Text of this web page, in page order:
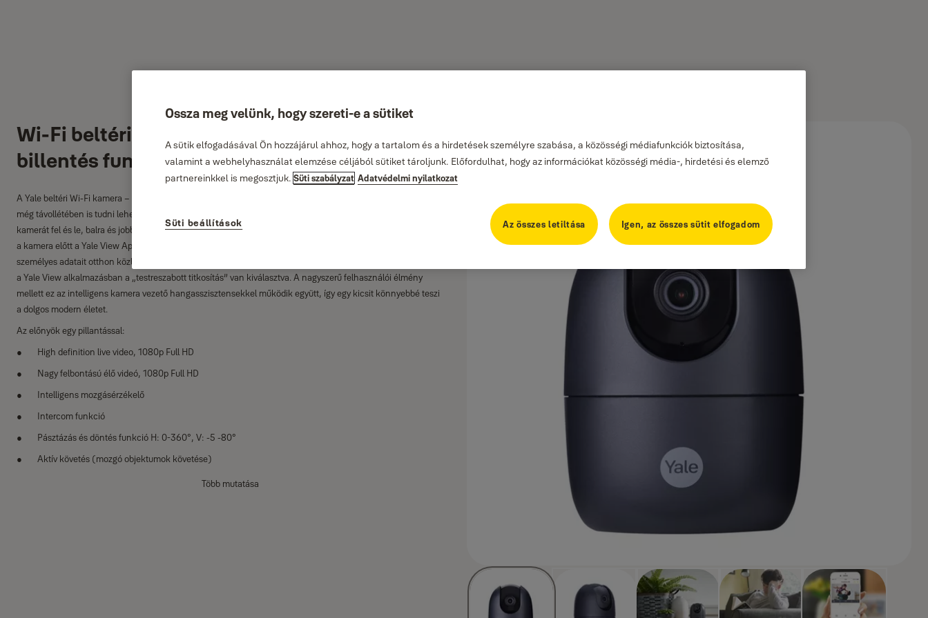
Wi-Fi beltéri kamera – Pásztázás és
billentés funkció
A Yale beltéri Wi-Fi kamera – Pan & Tilt megkönnyíti a mindennapokat. Ezzel az intelligens beltéri kamerával
még távollétében is tudni lehet, hogy mi történik otthon, mozgási figyelmeztetéseket kaphat, mozgathatja a
kamerát fel és le, balra és jobbra, hogy befedje otthona minden sarkát. Beszélgessen valós idejű emberekkel
a kamera előtt a Yale View App segítségével, és rejtse el objektívjét adatvédelmi móddal, hogy megvédje
személyes adatait otthon közben. A video- és audiofolyamok végpontok közötti titkosítással biztosíthatók, ha
a Yale View alkalmazásban a „testreszabott titkosítás” van kiválasztva. A nagyszerű felhasználói élmény
mellett ez az intelligens kamera vezető hangasszisztensekkel működik együtt, így egy kicsit könnyebbé teszi
a dolgos modern életet.
Az előnyök egy pillantással:
High definition live video, 1080p Full HD
Nagy felbontású élő videó, 1080p Full HD
Intelligens mozgásérzékelő
Intercom funkció
Pásztázás és döntés funkció H: 0-360°, V: -5 -80°
Aktív követés (mozgó objektumok követése)
Alkalmazásvezérlés a Yale View alkalmazássalTöbb mutatása
Ossza meg velünk, hogy szereti-e a sütiket
A sütik elfogadásával Ön hozzájárul ahhoz, hogy a tartalom és a hirdetések személyre szabása, a közösségi médiafunkciók biztosítása,
valamint a webhelyhasználat elemzése céljából sütiket tároljunk. Előfordulhat, hogy az információkat közösségi média-, hirdetési és elemző
partnereinkkel is megosztjuk. Süti szabályzat Adatvédelmi nyilatkozat
Az összes letiltása Igen, az összes sütit elfogadom
Süti beállítások